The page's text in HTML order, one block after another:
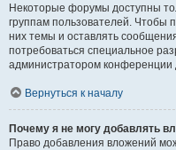
Некоторые форумы доступны
группам пользователей. Чтобы
них темы и оставлять
потребоваться специальное
администратором конференции
Вернуться к началу
Почему я не могу добавлять
Право добавления вложений